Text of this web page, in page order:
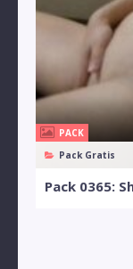
PACK
Pack Gratis
Pack 0365: